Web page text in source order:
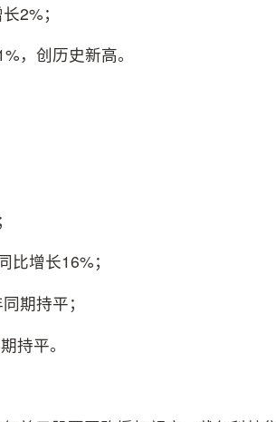
2%；
，创历史新高。
增长16%；
期持平；
持平。